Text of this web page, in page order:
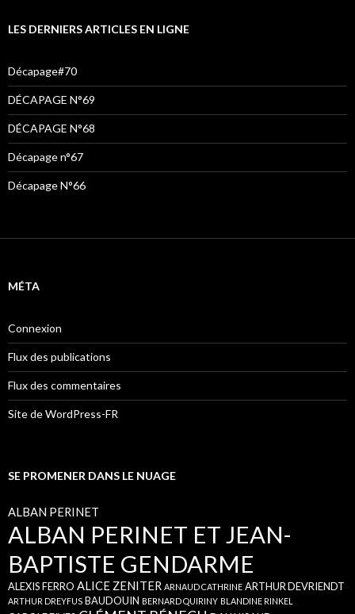
LES DERNIERS ARTICLES EN LIGNE
Décapage#70
DÉCAPAGE N°69
DÉCAPAGE N°68
Décapage n°67
Décapage N°66
MÉTA
Connexion
Flux des publications
Flux des commentaires
Site de WordPress-FR
SE PROMENER DANS LE NUAGE
ALBAN PERINET
ALBAN PERINET ET JEAN-
BAPTISTE GENDARME
ALEXIS FERRO ALICE ZENITER ARNAUD CATHRINE ARTHUR DEVRIENDT
ARTHUR DREYFUS BAUDOUIN BERNARD QUIRINY BLANDINE RINKEL